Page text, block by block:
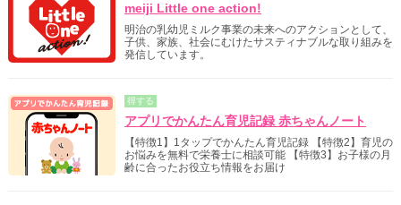
meiji Little one action!
明治の乳幼児ミルク事業の未来へのアクションとして、
子供、家族、社会にむけたサスティナブルな取り組みを
発信しています。
得する
アプリでかんたん育児記録 赤ちゃんノート
【特徴1】1タップでかんたん育児記録 【特徴2】育児の
お悩みを無料で栄養士に相談可能 【特徴3】お子様の月
齢に合ったお役立ち情報をお届け